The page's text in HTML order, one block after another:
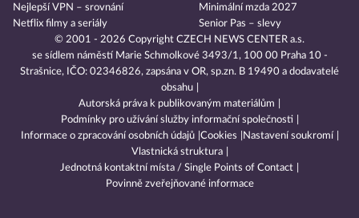
Nejlepší VPN – srovnání
Netflix filmy a seriály
Minimální mzda 2027
Senior Pas – slevy
© 2001 - 2026 Copyright CZECH NEWS CENTER a.s.
se sídlem náměstí Marie Schmolkové 3493/1, 100 00 Praha 10 -
Strašnice, IČO: 02346826, zapsána v OR, sp.zn. B 19490 a dodavatelé
obsahu
Autorská práva k publikovaným materiálům
Podmínky pro užívání služby informační společnosti
Informace o zpracování osobních údajů Cookies
Nastavení soukromí
Vlastnická struktura
Jednotná kontaktní místa / Single Points of Contact
Povinně zveřejňované informace